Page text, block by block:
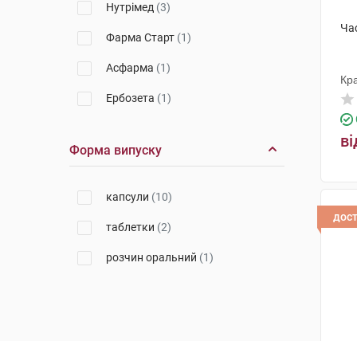
Нутрімед (3)
Фарма Старт (1)
Асфарма (1)
Ербозета (1)
Форма випуску
капсули (10)
таблетки (2)
розчин оральний (1)